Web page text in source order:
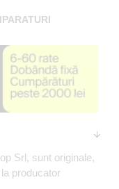
Srl, sunt originale,
producator